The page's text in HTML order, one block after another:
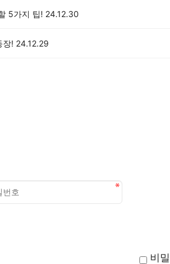
5가지 팁! 24.12.30
장! 24.12.29
비